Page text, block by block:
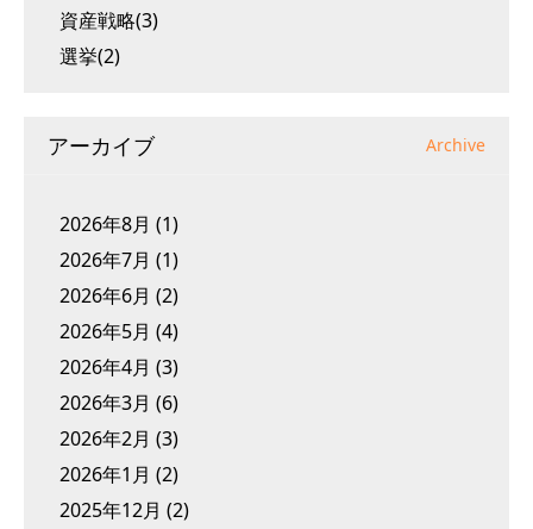
資産戦略(3)
選挙(2)
アーカイブ Archive
2026年8月 (1)
2026年7月 (1)
2026年6月 (2)
2026年5月 (4)
2026年4月 (3)
2026年3月 (6)
2026年2月 (3)
2026年1月 (2)
2025年12月 (2)